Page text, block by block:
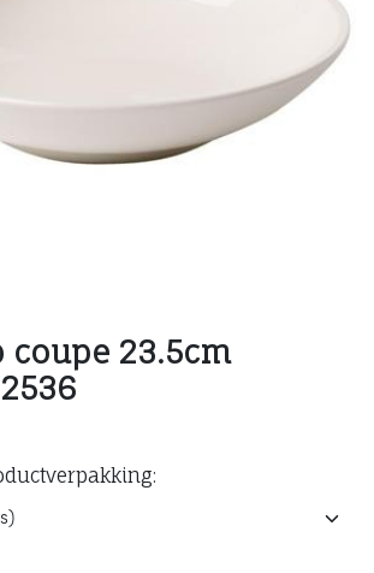
coupe 23.5cm